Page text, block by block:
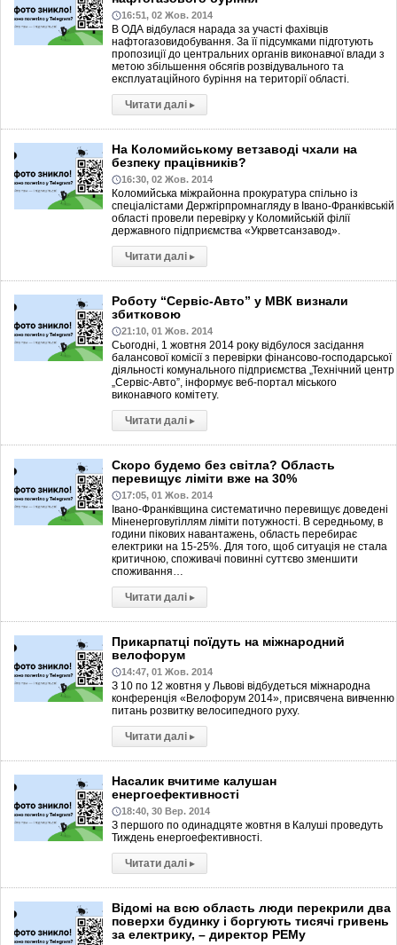
16:51, 02 Жов. 2014
В ОДА відбулася нарада за участі фахівців
нафтогазовидобування. За її підсумками підготують
пропозиції до центральних органів виконавчої влади з
метою збільшення обсягів розвідувального та
експлуатаційного буріння на території області.
Читати далі ▸
На Коломийському ветзаводі чхали на
безпеку працівників?
16:30, 02 Жов. 2014
Коломийська міжрайонна прокуратура спільно із
спеціалістами Держгірпромнагляду в Івано-Франківській
області провели перевірку у Коломийській філії
державного підприємства «Укрветсанзавод».
Читати далі ▸
Роботу “Сервіс-Авто” у МВК визнали
збитковою
21:10, 01 Жов. 2014
Сьогодні, 1 жовтня 2014 року відбулося засідання
балансової комісії з перевірки фінансово-господарської
діяльності комунального підприємства „Технічний центр
„Сервіс-Авто”, інформує веб-портал міського
виконавчого комітету.
Читати далі ▸
Скоро будемо без світла? Область
перевищує ліміти вже на 30%
17:05, 01 Жов. 2014
Івано-Франківщина систематично перевищує доведені
Міненерговугіллям ліміти потужності. В середньому, в
години пікових навантажень, область перебирає
електрики на 15-25%. Для того, щоб ситуація не стала
критичною, споживачі повинні суттєво зменшити
споживання…
Читати далі ▸
Прикарпатці поїдуть на міжнародний
велофорум
14:47, 01 Жов. 2014
З 10 по 12 жовтня у Львові відбудеться міжнародна
конференція «Велофорум 2014», присвячена вивченню
питань розвитку велосипедного руху.
Читати далі ▸
Насалик вчитиме калушан
енергоефективності
18:40, 30 Вер. 2014
З першого по одинадцяте жовтня в Калуші проведуть
Тиждень енергоефективності.
Читати далі ▸
Відомі на всю область люди перекрили два
поверхи будинку і боргують тисячі гривень
за електрику, – директор РЕМу